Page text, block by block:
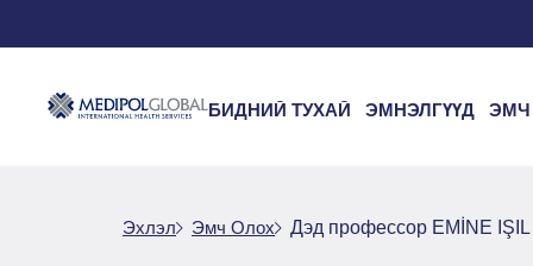
БИДНИЙ ТУХАЙ ЭМНЭЛГҮҮД ЭМЧ
Эхлэл Эмч Oлох Дэд профессор EMİNE IŞIL